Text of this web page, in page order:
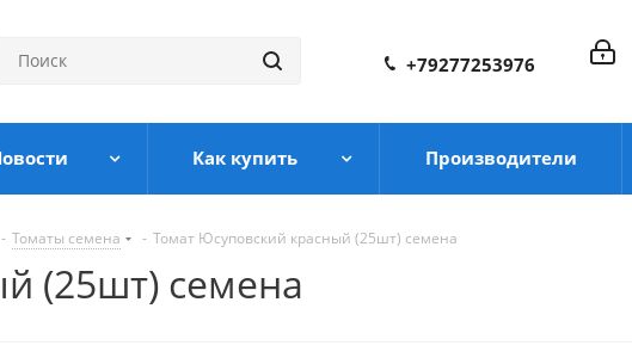
+79277253976
Как купить Производители
- Томаты семена - Томат Юсуповский красный (25шт) семена
(25шт) семена